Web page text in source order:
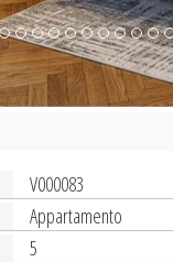
V000083
Appartamento
5